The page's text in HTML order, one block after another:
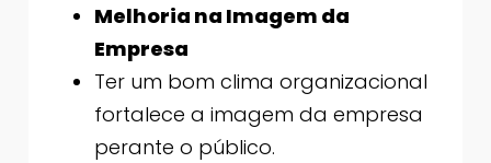
Melhoria na Imagem da
Empresa
Ter um bom clima organizacional
fortalece a imagem da empresa
perante o público.